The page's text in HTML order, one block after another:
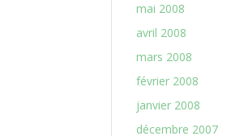
mai 2008
avril 2008
mars 2008
février 2008
janvier 2008
décembre 2007